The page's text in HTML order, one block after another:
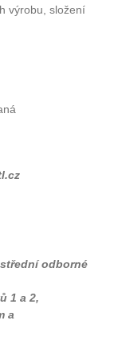
výrobu, složení
odborné
1 a 2,
a